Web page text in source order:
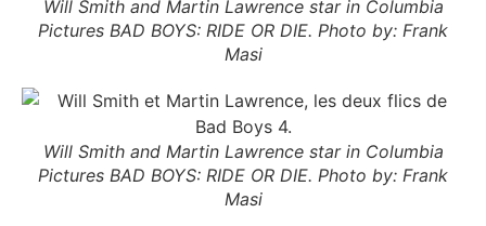
Will Smith and Martin Lawrence star in Columbia
Pictures BAD BOYS: RIDE OR DIE. Photo by: Frank
Masi
Will Smith and Martin Lawrence star in Columbia
Pictures BAD BOYS: RIDE OR DIE. Photo by: Frank
Masi